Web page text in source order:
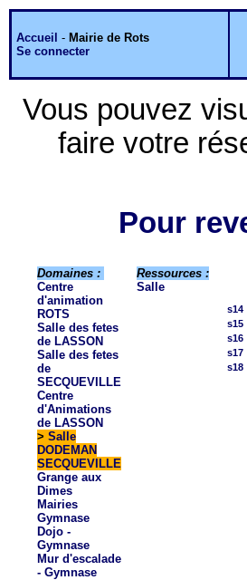
Accueil - Mairie de Rots
Se connecter
Vous pouvez
faire votre
Pour
Domaines :
Centre
d'animation
ROTS
Salle des fetes
de LASSON
Salle des fetes
de
SECQUEVILLE
Centre
d'Animations
de LASSON
> Salle
DODEMAN
SECQUEVILLE
Grange aux
Dimes
Mairies
Gymnase
Dojo -
Gymnase
Mur d'escalade
- Gymnase
Ressources :
Salle
s14
s15
s16
s17
s18